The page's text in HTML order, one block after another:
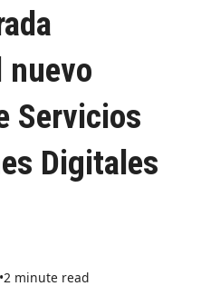
nuevo
Servicios
Digitales
•2 minute read